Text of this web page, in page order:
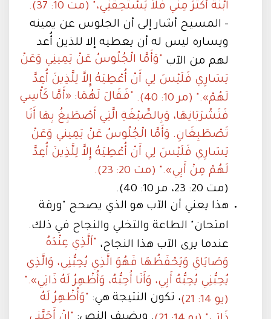
ابْنَةً أَكْثَرَ مِنِّي فَلاَ يَسْتَحِقُّنِي،" (مت 10: 37).
- المسيح أشار إلى أن الجلوس عن يمينه
ويساره ليس له أن يعطيه إلا للذين أُعد
لهم من الآب "وَأَمَّا الْجُلُوسُ عَنْ يَمِينِي وَعَنْ
يَسَارِي فَلَيْسَ لِي أَنْ أُعْطِيَهُ إِلاَّ لِلَّذِينَ أُعِدَّ
لَهُمْ»." (مر 10: 40).
"فَقَالَ لَهُمَا: «أَمَّا كَأْسِي
فَتَشْرَبَانِهَا، وَبِالصِّبْغَةِ الَّتِي أَصْطَبِغُ بِهَا أَنَا
تَصْطَبِغَانِ. وَأَمَّا الْجُلُوسُ عَنْ يَمِيني وَعَنْ
يَسَارِي فَلَيْسَ لِي أَنْ أُعْطِيَهُ إِلاَّ لِلَّذِينَ أُعِدَّ
لَهُمْ مِنْ أَبِي»." (مت 20: 23).
(مت 20: 23، مر 10: 40).
هذا يعني أن الآب هو الذي يصحح "ورقة
امتحان" الطاعة والتخلي والنجاح في ذلك.
عندما يرى الآب هذا النجاح، "اَلَّذِي عِنْدَهُ
وَصَايَايَ وَيَحْفَظُهَا فَهُوَ الَّذِي يُحِبُّنِي، وَالَّذِي
يُحِبُّنِي يُحِبُّهُ أَبِي، وَأَنَا أُحِبُّهُ، وَأُظْهِرُ لَهُ ذَاتِي»."
(يو 14: 21)
، تكون النتيجة هي: "وَأُظْهِرُ لَهُ